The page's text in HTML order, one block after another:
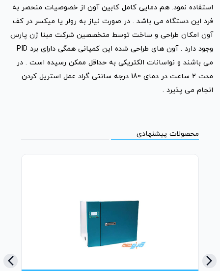
استفاده نمود. هم دمایی کامل کابین آون از خصوصیات منحصر به
فرد این دستگاه می باشد . در صورت نیاز به رولر یا میکسر در کف
آون امکان طراحی و ساخت توسط متخصصین شرکت مبنا ژن پارس
وجود دارد . آون های طراحی شده این کمپانی همگی دارای برد PID
می باشند و نواسانات الکتریکی به حداقل ممکن رسیده است . در
مدت 2 ساعت در دمای 180 درجه سانتی گراد عمل استریل کردن
انجام می پذیرد .
محصولات پیشنهادی
arrow_back_ios_new arrow_forward_ios